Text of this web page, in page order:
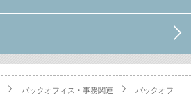
バックオフィス・事務関連
バックオフ